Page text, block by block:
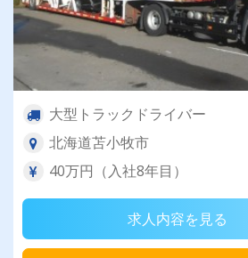
大型トラックドライバー
北海道苫小牧市
40万円（入社8年目）
求人内容を見る